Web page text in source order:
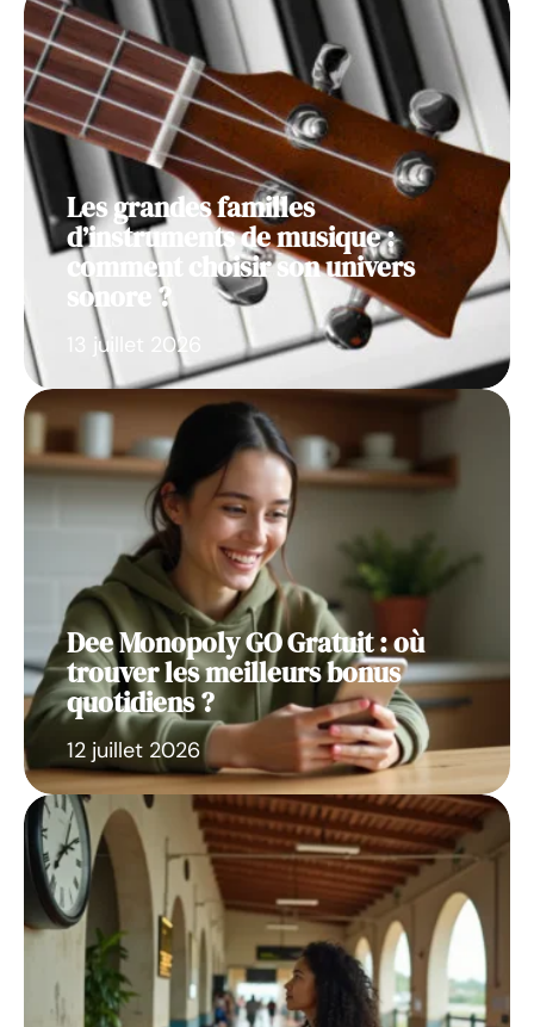
Les grandes familles
d’instruments de musique :
comment choisir son univers
sonore ?
13 juillet 2026
Dee Monopoly GO Gratuit : où
trouver les meilleurs bonus
quotidiens ?
12 juillet 2026